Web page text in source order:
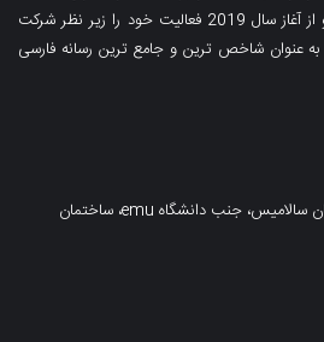
در حوزه های مختلف آغاز کرده و از آغاز سال 2019 فعالیت خود را زیر نظر شرکت
عنوان شاخص ترین و جامع ترین رسانه فارسی
قبرس شمالی، فاماگوستا، خیابان سالامیس، جنب دانشگاه emu، ساختمان